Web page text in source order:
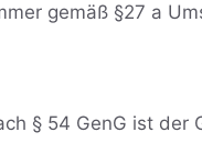
gemäß §27 a
§ 54 GenG ist der